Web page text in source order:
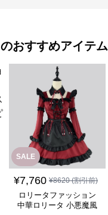
のおすすめアイテム
SALE
¥7,760 ¥8620(割引前)
ロリータファッション
中華ロリータ 小悪魔風